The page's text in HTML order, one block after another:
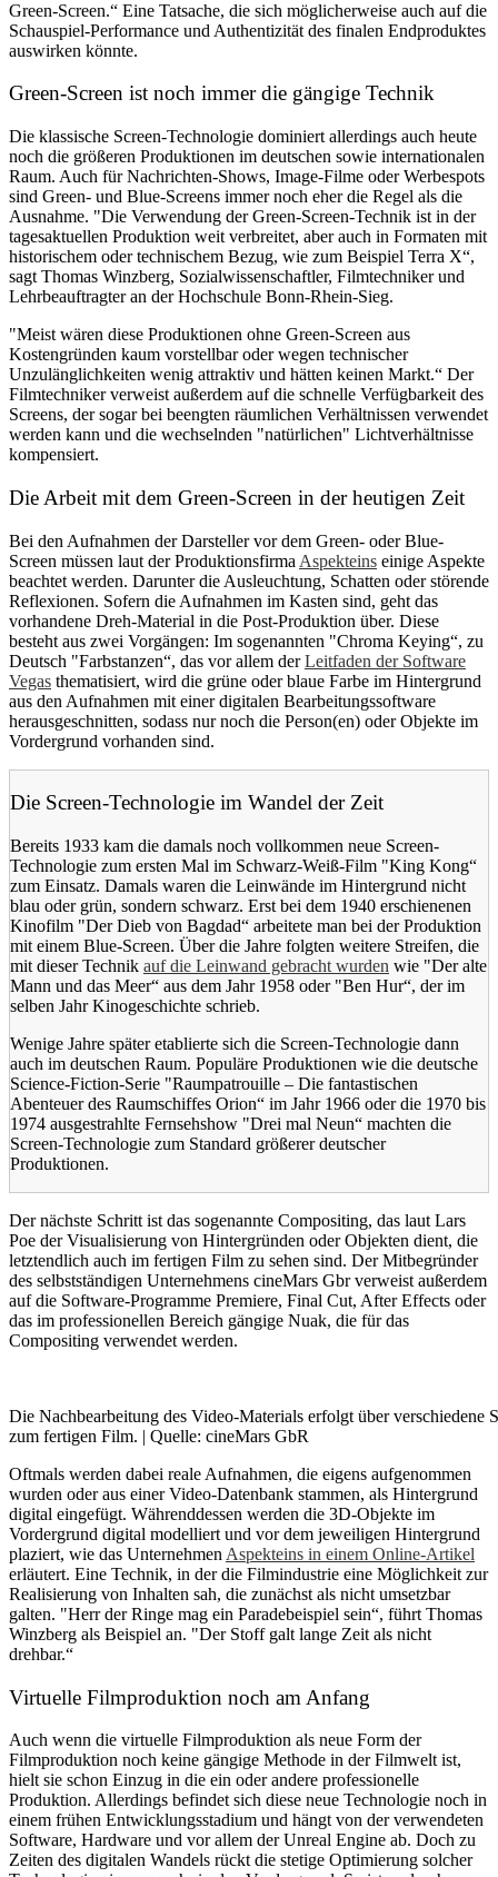
Green-Screen.“ Eine Tatsache, die sich möglicherweise auch auf die
Schauspiel-Performance und Authentizität des finalen Endproduktes
auswirken könnte.
Green-Screen ist noch immer die gängige Technik
Die klassische Screen-Technologie dominiert allerdings auch heute
noch die größeren Produktionen im deutschen sowie internationalen
Raum. Auch für Nachrichten-Shows, Image-Filme oder Werbespots
sind Green- und Blue-Screens immer noch eher die Regel als die
Ausnahme. "Die Verwendung der Green-Screen-Technik ist in der
tagesaktuellen Produktion weit verbreitet, aber auch in Formaten mit
historischem oder technischem Bezug, wie zum Beispiel Terra X“,
sagt Thomas Winzberg, Sozialwissenschaftler, Filmtechniker und
Lehrbeauftragter an der Hochschule Bonn-Rhein-Sieg.
"Meist wären diese Produktionen ohne Green-Screen aus
Kostengründen kaum vorstellbar oder wegen technischer
Unzulänglichkeiten wenig attraktiv und hätten keinen Markt.“ Der
Filmtechniker verweist außerdem auf die schnelle Verfügbarkeit des
Screens, der sogar bei beengten räumlichen Verhältnissen verwendet
werden kann und die wechselnden "natürlichen" Lichtverhältnisse
kompensiert.
Die Arbeit mit dem Green-Screen in der heutigen Zeit
Bei den Aufnahmen der Darsteller vor dem Green- oder Blue-
Screen müssen laut der Produktionsfirma Aspekteins einige Aspekte
beachtet werden. Darunter die Ausleuchtung, Schatten oder störende
Reflexionen. Sofern die Aufnahmen im Kasten sind, geht das
vorhandene Dreh-Material in die Post-Produktion über. Diese
besteht aus zwei Vorgängen: Im sogenannten "Chroma Keying“, zu
Deutsch "Farbstanzen“, das vor allem derLeitfaden der Software
Vegas thematisiert, wird die grüne oder blaue Farbe im Hintergrund
aus den Aufnahmen mit einer digitalen Bearbeitungssoftware
herausgeschnitten, sodass nur noch die Person(en) oder Objekte im
Vordergrund vorhanden sind.
Die Screen-Technologie im Wandel der Zeit
Bereits 1933 kam die damals noch vollkommen neue Screen-
Technologie zum ersten Mal im Schwarz-Weiß-Film "King Kong“
zum Einsatz. Damals waren die Leinwände im Hintergrund nicht
blau oder grün, sondern schwarz. Erst bei dem 1940 erschienenen
Kinofilm "Der Dieb von Bagdad“ arbeitete man bei der Produktion
mit einem Blue-Screen. Über die Jahre folgten weitere Streifen, die
mit dieser Technik auf die Leinwand gebracht wurden wie "Der alte
Mann und das Meer“ aus dem Jahr 1958 oder "Ben Hur“, der im
selben Jahr Kinogeschichte schrieb.
Wenige Jahre später etablierte sich die Screen-Technologie dann
auch im deutschen Raum. Populäre Produktionen wie die deutsche
Science-Fiction-Serie "Raumpatrouille – Die fantastischen
Abenteuer des Raumschiffes Orion“ im Jahr 1966 oder die 1970 bis
1974 ausgestrahlte Fernsehshow "Drei mal Neun“ machten die
Screen-Technologie zum Standard größerer deutscher
Produktionen.
Der nächste Schritt ist das sogenannte Compositing, das laut Lars
Poe der Visualisierung von Hintergründen oder Objekten dient, die
letztendlich auch im fertigen Film zu sehen sind. Der Mitbegründer
des selbstständigen Unternehmens cineMars Gbr verweist außerdem
auf die Software-Programme Premiere, Final Cut, After Effects oder
das im professionellen Bereich gängige Nuak, die für das
Compositing verwendet werden.
Die Nachbearbeitung des Video-Materials erfolgt über verschiedene
zum fertigen Film. | Quelle: cineMars GbR
Oftmals werden dabei reale Aufnahmen, die eigens aufgenommen
wurden oder aus einer Video-Datenbank stammen, als Hintergrund
digital eingefügt. Währenddessen werden die 3D-Objekte im
Vordergrund digital modelliert und vor dem jeweiligen Hintergrund
plaziert, wie das Unternehmen Aspekteins in einem Online-Artikel
erläutert. Eine Technik, in der die Filmindustrie eine Möglichkeit zur
Realisierung von Inhalten sah, die zunächst als nicht umsetzbar
galten. "Herr der Ringe mag ein Paradebeispiel sein“, führt Thomas
Winzberg als Beispiel an. "Der Stoff galt lange Zeit als nicht
drehbar.“
Virtuelle Filmproduktion noch am Anfang
Auch wenn die virtuelle Filmproduktion als neue Form der
Filmproduktion noch keine gängige Methode in der Filmwelt ist,
hielt sie schon Einzug in die ein oder andere professionelle
Produktion. Allerdings befindet sich diese neue Technologie noch in
einem frühen Entwicklungsstadium und hängt von der verwendeten
Software, Hardware und vor allem der Unreal Engine ab. Doch zu
Zeiten des digitalen Wandels rückt die stetige Optimierung solcher